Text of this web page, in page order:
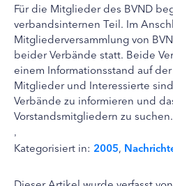
Für die Mitglieder des BVND
verbandsinternen Teil. Im
Mitgliederversammlung von
beider Verbände statt. Beide
einem Informationsstand auf
Mitglieder und Interessierte
Verbände zu informieren und
Vorstandsmitgliedern zu suchen.
,
Kategorisiert in: 2005,